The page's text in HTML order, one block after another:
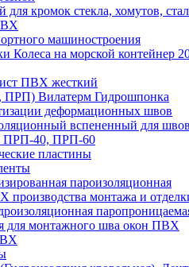
кромок стекла, хомутов,
машиностроения
Колеса на морской контейнер
ПВХ жесткий
ПРП) Вилатерм Гидрошпонка
деформационных швов
вспененный для швов
ПРП-40, ПРП-60
пластины
пароизоляционная
монтажа и
для монтажного шва окон ПВХ